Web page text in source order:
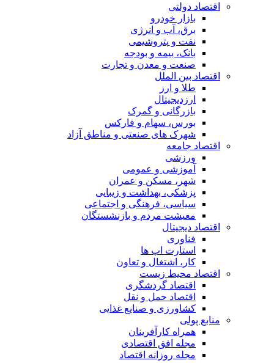
اقتصاد دولتی
بازار خودرو
برق، آب و انرژی
نفت و پتروشیمی
بانک، بیمه و بودجه
صنعت و معدن و تجارت
اقتصاد بین الملل
طلا و ارز
ارزدیجیتال
بازرگانی و گمرک
بورس، سهام و فارکس
شهرک های صنعتی و مناطق آزاد
اقتصاد جامعه
ورزشی
آموزشی و عمومی
شهر، مسکن و عمران
پزشکی، بهداشت و زیبایی
سیاسی، فرهنگی و اجتماعی
معیشت مردم و بازنشستگان
اقتصاد دیجیتال
فناوری
استارت اپ ها
کار، اشتغال و تعاون
اقتصاد محیط زیست
اقتصاد گردشگری
اقتصاد حمل و نقل
کشاورزی و صنایع غذایی
منابع پولی
همراه کارآفرینان
مجله افق اقتصادی
مجله روزانه اقتصاد